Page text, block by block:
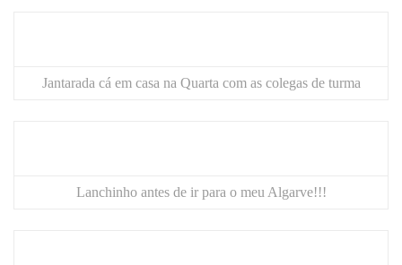
Jantarada cá em casa na Quarta com as colegas de turma
Lanchinho antes de ir para o meu Algarve!!!